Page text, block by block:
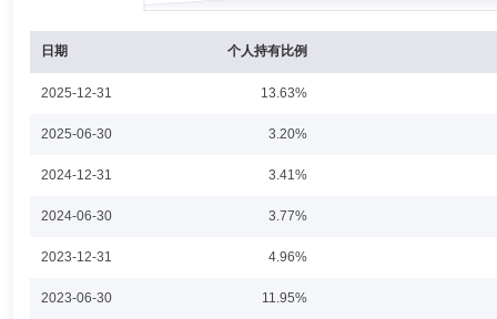
日期 个人持有比例
2025-12-31 13.63%
2025-06-30 3.20%
2024-12-31 3.41%
2024-06-30 3.77%
2023-12-31 4.96%
2023-06-30 11.95%